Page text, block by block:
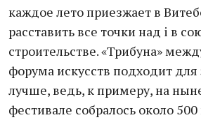
каждое лето приезжает в
расставить все точки над i в
строительстве. «Трибуна»
форума искусств подходит для
лучше, ведь, к примеру, на
фестивале собралось около